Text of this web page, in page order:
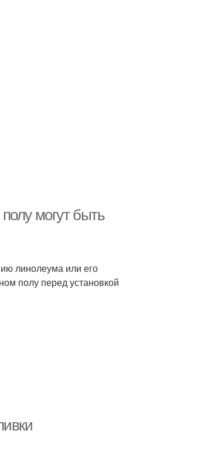
могут быть
линолеума или его
полу перед установкой